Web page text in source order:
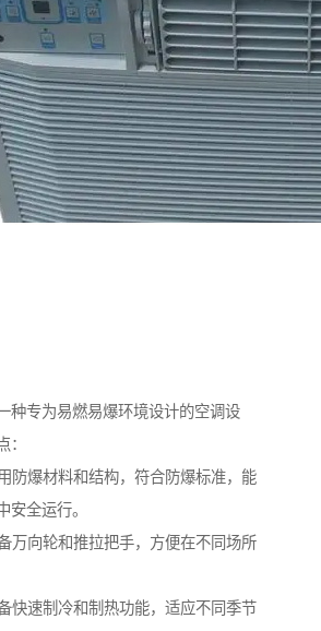
种专为易燃易爆环境设计的空调设
：
防爆材料和结构，符合防爆标准，能
安全运行。
万向轮和推拉把手，方便在不同场所
快速制冷和制热功能，适应不同季节